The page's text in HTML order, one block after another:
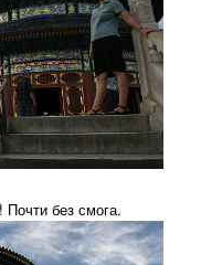
без смога.